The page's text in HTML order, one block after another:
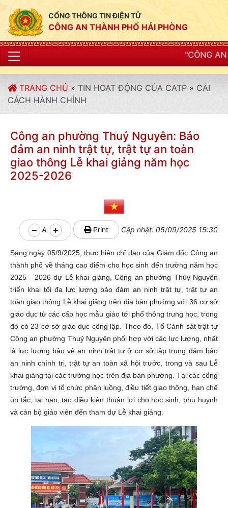
CỔNG THÔNG TIN ĐIỆN TỬ
CÔNG AN THÀNH PHỐ HẢI PHÒNG
"CÔNG AN THÀNH PHỐ HẢI
TRANG CHỦ » TIN HOẠT ĐỘNG CỦA CATP » CẢI
CÁCH HÀNH CHÍNH
Công an phường Thuỷ Nguyên: Bảo
đảm an ninh trật tự, trật tự an toàn
giao thông Lễ khai giảng năm học
2025-2026
A Print Cập nhật: 05/09/2025 15:30
Sáng ngày 05/9/2025, thực hiện chỉ đạo của Giám đốc Công an
thành phố về tháng cao điểm cho học sinh đến trường năm học
2025 - 2026 dự Lễ khai giảng, Công an phường Thủy Nguyên
triển khai tối đa lực lượng bảo đảm an ninh trật tự, trật tự an
toàn giao thông Lễ khai giảng trên địa bàn phường với 36 cơ sở
giáo dục từ các cấp học mẫu giáo tới phổ thông trung học, trong
đó có 23 cơ sở giáo dục công lập. Theo đó, Tổ Cảnh sát trật tự
Công an phường Thuỷ Nguyên phối hợp với các lực lượng, nhất
là lực lượng bảo vệ an ninh trật tự ở cơ sở tập trung đảm bảo
an ninh chính trị, trật tự an toàn xã hội trước, trong và sau Lễ
khai giảng tại các trường học trên địa bàn phường. Tại các cổng
trường, đơn vị tổ chức phân luồng, điều tiết giao thông, hạn chế
ùn tắc, tai nạn, tạo điều kiện thuận lợi cho học sinh, phụ huynh
và cán bộ giáo viên đến tham dự Lễ khai giảng.